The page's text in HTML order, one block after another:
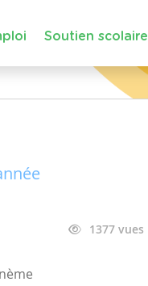
Soutien scolaire
1377 vues